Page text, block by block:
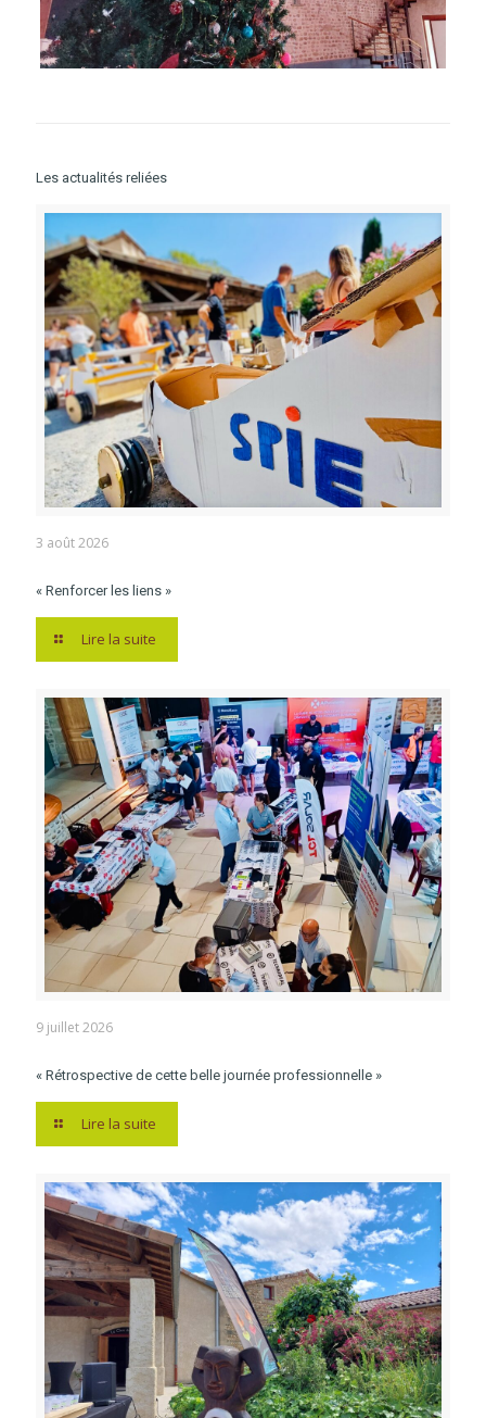
Les actualités reliées
3 août 2026
« Renforcer les liens »
Lire la suite
9 juillet 2026
« Rétrospective de cette belle journée professionnelle »
Lire la suite